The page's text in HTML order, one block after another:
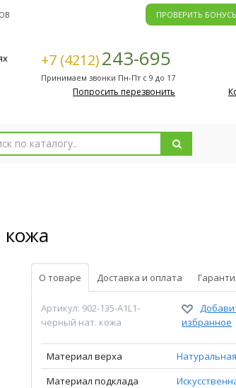
ПРОВЕРИТЬ
+7 (4212)243-695
Принимаем звонки Пн-Пт с 9 до 17
Попросить перезвонить
кожа
О товаре Доставка и оплата
Артикул: 902-135-A1L1-
черный нат. кожа
избранное
Материал верха
Материал подклада